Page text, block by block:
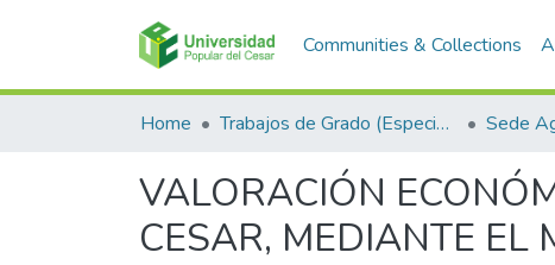
Communities & Collections
Home Trabajos de Grado (Especializaciones y Pregrados) Sede
VALORACIÓN
CESAR, MEDIANTE EL